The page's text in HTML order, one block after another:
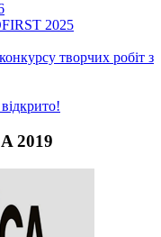
2025
творчих робіт з
2019